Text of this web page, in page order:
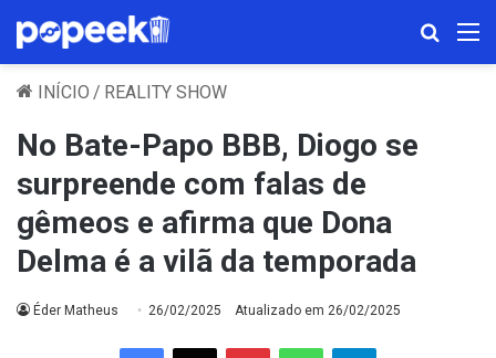
INÍCIO / REALITY SHOW
No Bate-Papo BBB, Diogo se
surpreende com falas de
gêmeos e afirma que Dona
Delma é a vilã da temporada
Éder Matheus 26/02/2025 Atualizado em 26/02/2025
Facebook
X PinterestWhatsAppTelegram